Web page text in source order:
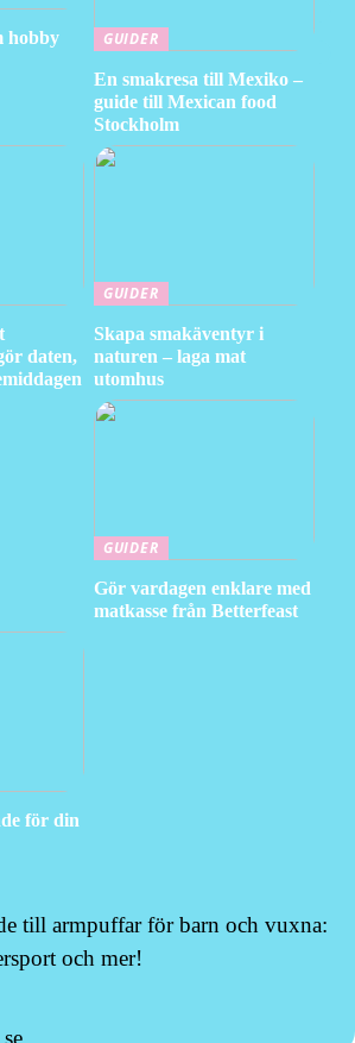
hobby GUIDER
En smakresa till Mexiko –
guide till Mexican food
Stockholm
daten,
GUIDER
Skapa smakäventyr i
naturen – laga mat
utomhus
GUIDER
Gör vardagen enklare med
matkasse från Betterfeast
för din
till armpuffar för barn och vuxna:
och mer!